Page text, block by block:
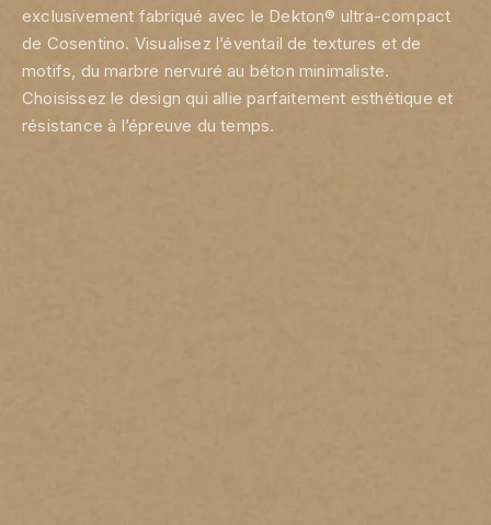
exclusivement fabriqué avec le Dekton® ultra-compact
de Cosentino. Visualisez l’éventail de textures et de
motifs, du marbre nervuré au béton minimaliste.
Choisissez le design qui allie parfaitement esthétique et
résistance à l’épreuve du temps.